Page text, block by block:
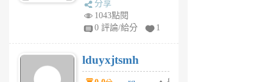
jl
月
前
分享
1043點閱
0 評論/給分
1
lduyxjtsmh